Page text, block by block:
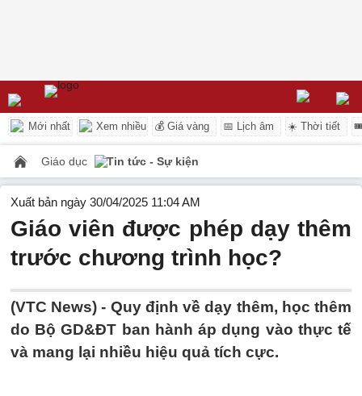
Mới nhất Xem nhiều 💰 Giá vàng 📅 Lịch âm ☀️ Thời tiết
Giáo dục Tin tức - Sự kiện
Xuất bản ngày 30/04/2025 11:04 AM
Giáo viên được phép dạy thêm
trước chương trình học?
(VTC News) - Quy định về dạy thêm, học thêm
do Bộ GD&ĐT ban hành áp dụng vào thực tế
và mang lại nhiều hiệu quả tích cực.